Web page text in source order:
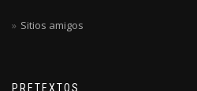
Sitios amigos
PRETEXTOS